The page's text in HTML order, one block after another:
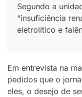
Segundo a
“insuficiência
eletrolítico e
Em entrevista na
pedidos que o
eles, o desejo de